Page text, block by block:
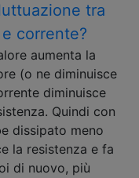
tra
corrente?
aumenta la
(o ne diminuisce
diminuisce
Quindi con
dissipato meno
la resistenza e fa
di nuovo, più